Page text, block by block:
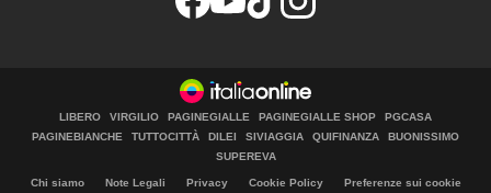
LIBERO VIRGILIO PAGINEGIALLE PAGINEGIALLE SHOP
PGCASA
PAGINEBIANCHE
TUTTOCITTÀ DILEI SIVIAGGIA QUIFINANZA
BUONISSIMO
SUPEREVA
Chi siamo Note Legali Privacy Cookie Policy Preferenze sui cookie